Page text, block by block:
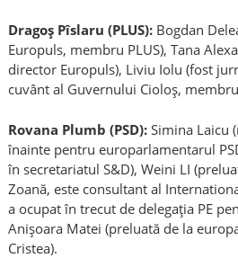
Dragoș Pîslaru (PLUS):Bogdan
Europuls, membru PLUS), Tana
director Europuls), Liviu Iolu (fost
cuvânt al Guvernului Cioloș, membru
Rovana Plumb (PSD):Simina Laicu
înainte pentru europarlamentarul
în secretariatul S&D), Weini LI
Zoană, este consultant al
a ocupat în trecut de delegația PE
Anișoara Matei (preluată de la
Cristea).